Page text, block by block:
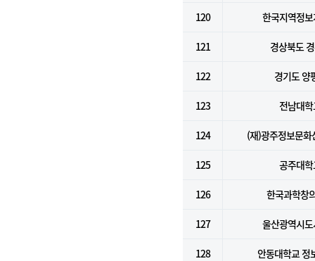
120 한국지역정
121 경상북도
122 경기도 양
123 전남대
124 (재)광주정보문화
125 공주대
126 한국과학창
127 울산광역시
128 안동대학교 정